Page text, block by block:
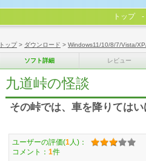
トップ> ダウンロード > Windows11/10/8/7/Vista/
ソフト詳細 レビュー
九道峠の怪談
その峠では、車を降りては
ユーザーの評価(1 人)：
コメント： 1件
トップ